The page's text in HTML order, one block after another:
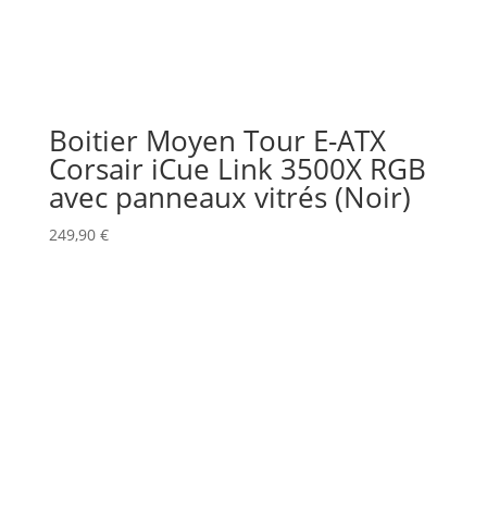
Boitier Moyen Tour E-ATX
Corsair iCue Link 3500X RGB
avec panneaux vitrés (Noir)
249,90 €